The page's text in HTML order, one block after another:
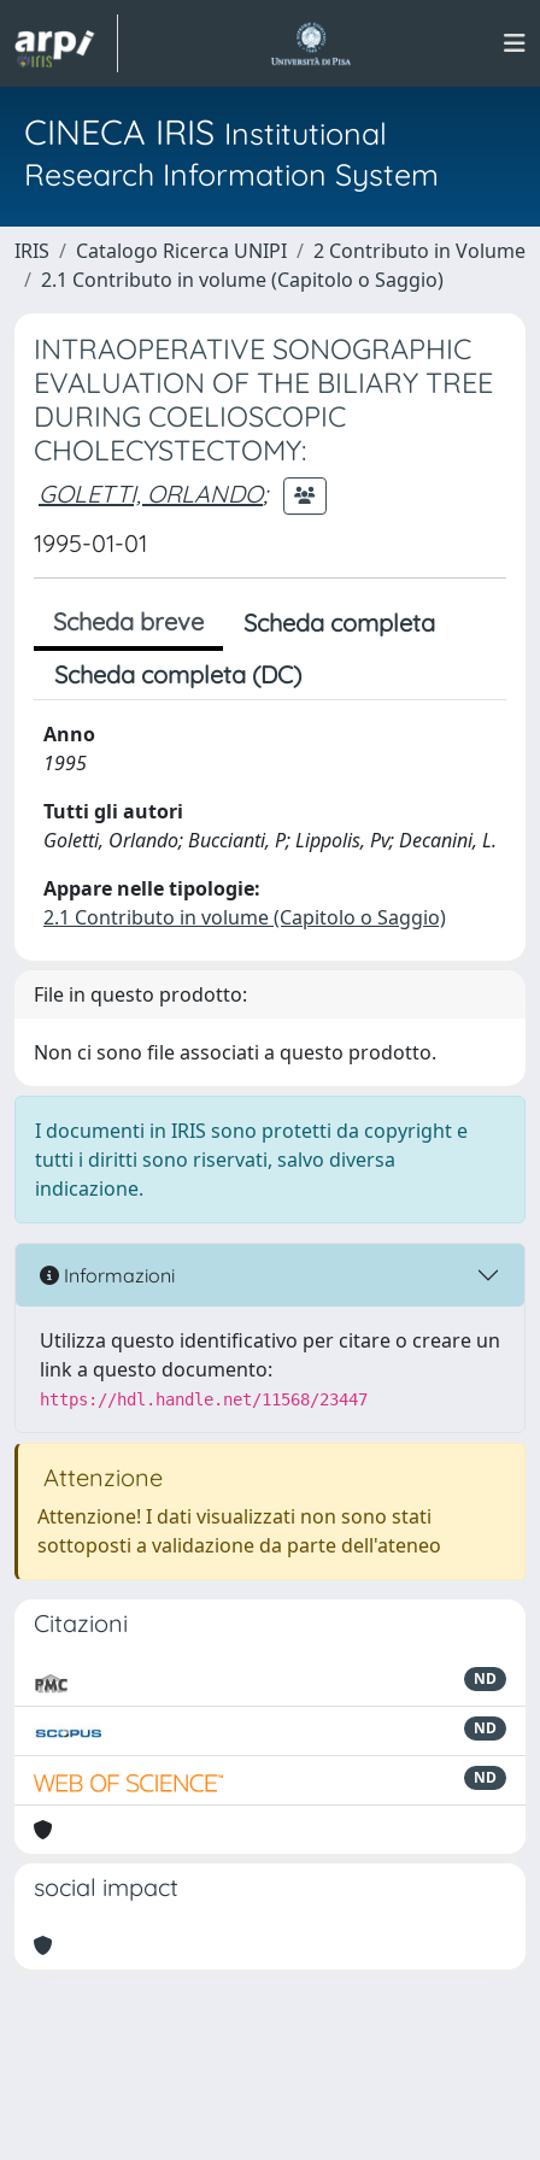
CINECA IRIS Institutional
Research Information System
IRIS Catalogo Ricerca UNIPI
2 Contributo in Volume
2.1 Contributo in volume (Capitolo o Saggio)
INTRAOPERATIVE SONOGRAPHIC
EVALUATION OF THE BILIARY TREE
DURING COELIOSCOPIC
CHOLECYSTECTOMY:
GOLETTI, ORLANDO;
1995-01-01
Scheda breve
Scheda completa
Scheda completa (DC)
Anno
1995
Tutti gli autori
Goletti, Orlando; Buccianti, P; Lippolis, Pv; Decanini, L.
Appare nelle tipologie:
2.1 Contributo in volume (Capitolo o Saggio)
File in questo prodotto:
Non ci sono file associati a questo prodotto.
I documenti in IRIS sono protetti da copyright e
tutti i diritti sono riservati, salvo diversa
indicazione.
Informazioni
Utilizza questo identificativo per citare o creare un
link a questo documento:
https://hdl.handle.net/11568/23447
Attenzione
Attenzione! I dati visualizzati non sono stati
sottoposti a validazione da parte dell'ateneo
Citazioni
ND
ND
ND
social impact